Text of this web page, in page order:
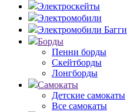
Электроскейты
Электромобили
Электромобили Багги
Борды
Пенни борды
Скейтборды
Лонгборды
Самокаты
Детские самокаты
Все самокаты